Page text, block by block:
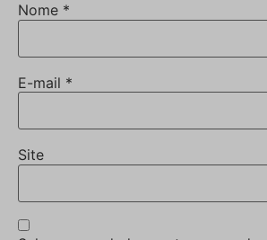
Nome *
E-mail *
Site